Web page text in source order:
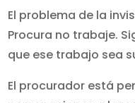
El problema de la
Procura no trabaje.
que ese trabajo sea
El procurador está